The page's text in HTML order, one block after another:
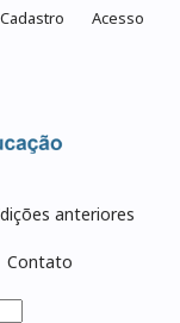
anteriores
Contato
Cadastro Acesso